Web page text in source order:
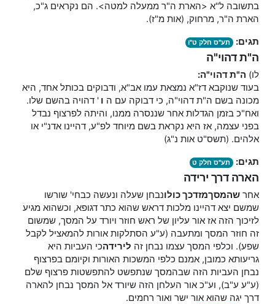
בתשובה ל"א <הארת ה"ר ממעלה למטה>. הם נקראים ג"כ,
הארת ה"ר, מרחוק, (אות מ"ז).
תגים: תע"ס חלק ט"ו
ה"ת דהוי"ה
לו) ה"ת דהוי"ה:
בעוד שנוקבא דז"א נמצאת עמו אב"א, ודבוקים בכותל אחד, היא
מכונה בשם ה"ת דהוי"ה, כי דבוקה עם ה ו' דהויה בהשם שלו.
ואח"כ בזמן הגדלות אחר שננסרה ממנו, והיתה לפרצוף נבדל
בפני עצמה, אז היא נקראת בשם מיוחד לפ"ע, דהיינו אדנ"י או
אלהים. (תשס"ט אות נ"ג)
תגים: תע"ס חלק ט
הארה דרך ירידה
אחרשהמסךמזדכך כולונבחן שעלה ונעשה כבחי' שורשו
שמשם יצא דהיינו מלכות דראש שהוא כתר דגופא, וכשהוא מגיע
לזיכוך הזה אז אור עליון של ראש חוזר ויורד על המסך, שמשום
זה חוזר המסך ומתעבה (ע"ע הסתלקות אורות להמאציל לקבל
שפע). וכלפי המסך עצמו נבחן זה לירידהכי העביות היא
גריעותא כמובן, אמנם כלפי המשכות האורות וקיומם בפרצוף
נבחן העביות הזה שבהמסך שנתפשט להתפשטות פרצוף שלם
(ע"ע ע"ב), וע"כ אור העלחן הזה שיורד אל המסך נבחן להארה
דרך יגה שהוא אור ישר ואור רחמים.